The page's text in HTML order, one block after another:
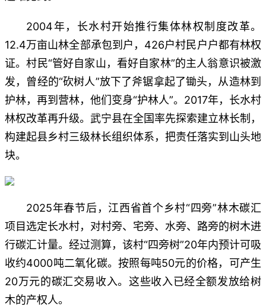
2004年，长水村开始推行集体林权制度改革。
12.4万亩山林全部承包到户，426户村民户户都有林权
证。村民“管好自家山，看好自家林”的主人翁意识被激
发，曾经的“砍树人”放下了斧锯拿起了锄头，从造林到
护林，再到营林，他们变身“护林人”。2017年，长水村
林权改革再升级。武宁县在全国率先探索建立林长制，
构建起县乡村三级林长组织体系，把责任落实到山头地
块。
2025年春节后，江西省首个乡村“四旁”林木碳汇
项目选定长水村，对村旁、宅旁、水旁、路旁的树木进
行碳汇计量。经过测算，该村“四旁树”20年内预计可吸
收约4000吨二氧化碳。按照每吨50元的价格，可产生
20万元的碳汇交易收入。这些收入已经全额发放给树
木的产权人。